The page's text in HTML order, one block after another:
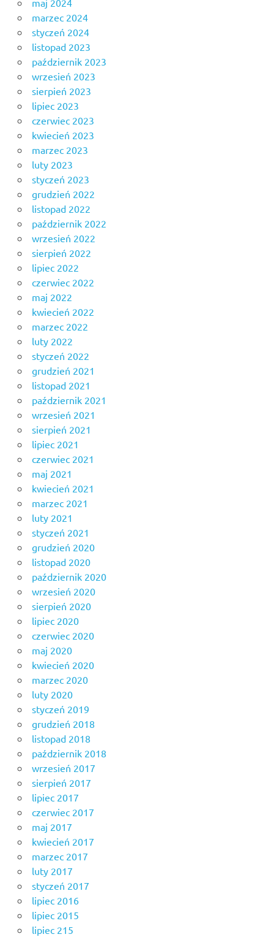
maj 2024
marzec 2024
styczeń 2024
listopad 2023
październik 2023
wrzesień 2023
sierpień 2023
lipiec 2023
czerwiec 2023
kwiecień 2023
marzec 2023
luty 2023
styczeń 2023
grudzień 2022
listopad 2022
październik 2022
wrzesień 2022
sierpień 2022
lipiec 2022
czerwiec 2022
maj 2022
kwiecień 2022
marzec 2022
luty 2022
styczeń 2022
grudzień 2021
listopad 2021
październik 2021
wrzesień 2021
sierpień 2021
lipiec 2021
czerwiec 2021
maj 2021
kwiecień 2021
marzec 2021
luty 2021
styczeń 2021
grudzień 2020
listopad 2020
październik 2020
wrzesień 2020
sierpień 2020
lipiec 2020
czerwiec 2020
maj 2020
kwiecień 2020
marzec 2020
luty 2020
styczeń 2019
grudzień 2018
listopad 2018
październik 2018
wrzesień 2017
sierpień 2017
lipiec 2017
czerwiec 2017
maj 2017
kwiecień 2017
marzec 2017
luty 2017
styczeń 2017
lipiec 2016
lipiec 2015
lipiec 215